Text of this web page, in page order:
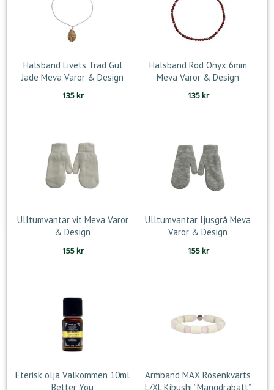
Halsband Livets Träd Gul
Jade Meva Varor & Design
135kr
Halsband Röd Onyx 6mm
Meva Varor & Design
135kr
Ulltumvantar vit Meva Varor
& Design
155kr
Ulltumvantar ljusgrå Meva
Varor & Design
155kr
Eterisk olja Välkommen 10ml
Better You
Armband MAX Rosenkvarts
L/XL Kibushi ”Mängdrabatt”